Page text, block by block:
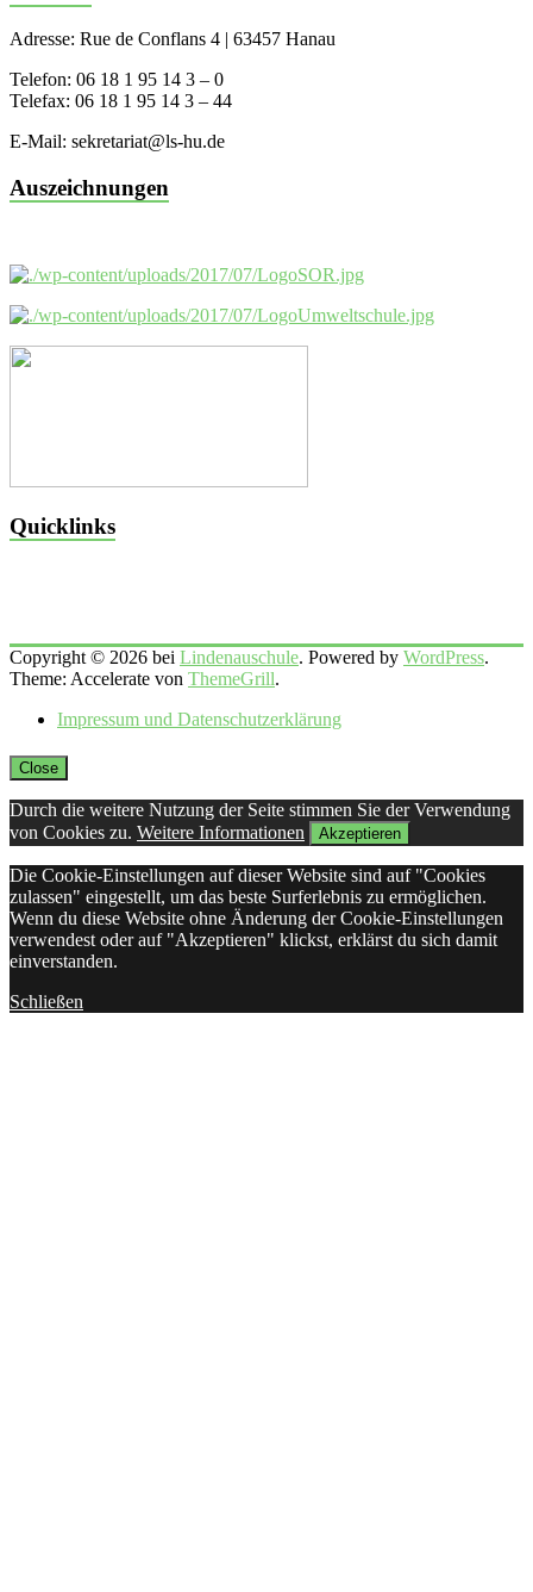
Adresse: Rue de Conflans 4 | 63457 Hanau
Telefon: 06 18 1 95 14 3 – 0
Telefax: 06 18 1 95 14 3 – 44
E-Mail: sekretariat@ls-hu.de
Auszeichnungen
Quicklinks
Copyright © 2026 bei Lindenauschule. Powered by WordPress.
Theme: Accelerate von ThemeGrill.
Impressum und Datenschutzerklärung
Close
Durch die weitere Nutzung der Seite stimmen Sie der Verwendung
von Cookies zu. Weitere Informationen Akzeptieren
Die Cookie-Einstellungen auf dieser Website sind auf "Cookies
zulassen" eingestellt, um das beste Surferlebnis zu ermöglichen.
Wenn du diese Website ohne Änderung der Cookie-Einstellungen
verwendest oder auf "Akzeptieren" klickst, erklärst du sich damit
einverstanden.
Schließen